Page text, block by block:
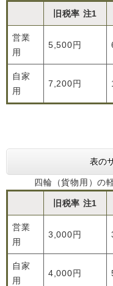
旧税率 注1
営業
用
5,500円
自家
用
7,200円
表の
四輪（貨物用）の
旧税率 注1
営業
用
3,000円
自家
用
4,000円